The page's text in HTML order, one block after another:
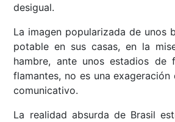
desigual.
La imagen popularizada de unos
potable en sus casas, en la
hambre, ante unos estadios de
flamantes, no es una
comunicativo.
La realidad absurda de Brasil